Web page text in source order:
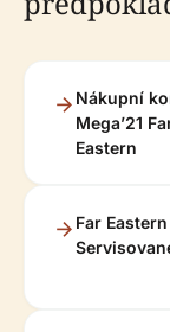
Nákupní
Mega’21
Eastern
Far